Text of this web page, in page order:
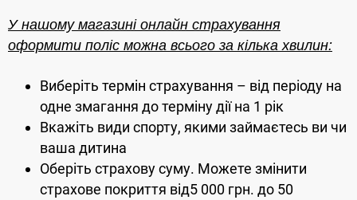
У нашому магазині онлайн страхування
оформити поліс можна всього за кілька хвилин:
Виберіть термін страхування – від періоду на
одне змагання до терміну дії на 1 рік
Вкажіть види спорту, якими займаєтесь ви чи
ваша дитина
Оберіть страхову суму. Можете змінити
страхове покриття від5 000 грн. до 50